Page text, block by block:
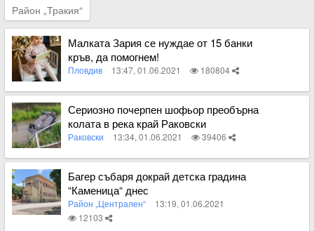
Район „Тракия“
Малката Зария се нуждае от 15 банки
кръв, да помогнем!
Пловдив 13:47, 01.06.2021 180804
Вижте пълното съдържание
Сериозно почерпен шофьор преобърна
колата в река край Раковски
Раковски 13:34, 01.06.2021 39406
Вижте пълното съдържание
Багер събаря докрай детска градина
“Каменица“ днес
Район „Централен“
13:19, 01.06.2021
12103